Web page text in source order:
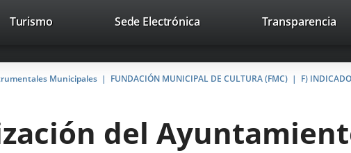
Trabaja con nosotros Contacto avaHeaderSocial
Enlace
una
aplicación
Enlace
una
aplicación
Enlace
una
TurismoEste
abrirá
en
nueva.
Sede ElectrónicaEnlace
aplicación
externa.
Transparencia
Municipales FUNDACIÓN MUNICIPAL DE CULTURA (FMC)
F)
del